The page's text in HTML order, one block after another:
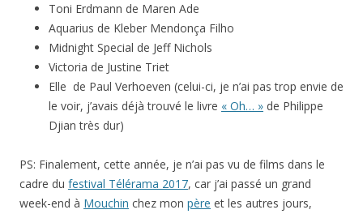
Toni Erdmann de Maren Ade
Aquarius de Kleber Mendonça Filho
Midnight Special de Jeff Nichols
Victoria de Justine Triet
Elle de Paul Verhoeven (celui-ci, je n’ai pas trop envie de
le voir, j’avais déjà trouvé le livre « Oh… » de Philippe
Djian très dur)
PS: Finalement, cette année, je n’ai pas vu de films dans le
cadre du festival Télérama 2017, car j’ai passé un grand
week-end à Mouchin chez mon père et les autres jours,